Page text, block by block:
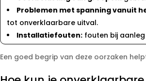
Problemen met spanning vanuit
tot onverklaarbare uitval.​
Installatiefouten: fouten bij
Een goed begrip van deze oorzaken